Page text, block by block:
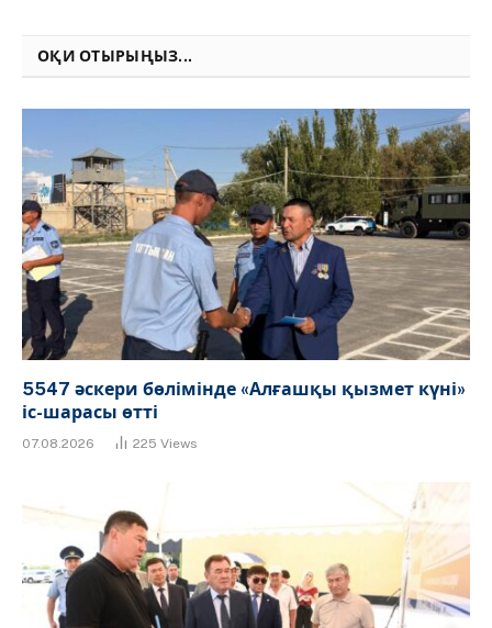
ОҚИ ОТЫРЫҢЫЗ...
5547 әскери бөлімінде «Алғашқы қызмет күні»
іс-шарасы өтті
07.08.2026 225 Views